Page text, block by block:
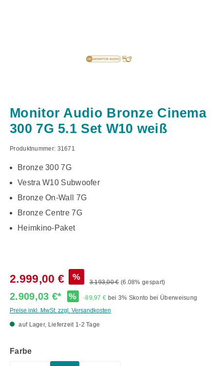
Monitor Audio Bronze Cinema
300 7G 5.1 Set W10 weiß
Produktnummer: 31671
Bronze 300 7G
Vestra W10 Subwoofer
Bronze On-Wall 7G
Bronze Centre 7G
Heimkino-Paket
2.999,00 € %
3.193,00 € (6.08% gespart)
2.909,03 €* % -89,97 € bei 3% Skonto bei Überweisung
Preise inkl. MwSt. zzgl. Versandkosten
auf Lager, Lieferzeit 1-2 Tage
Farbeauswählen